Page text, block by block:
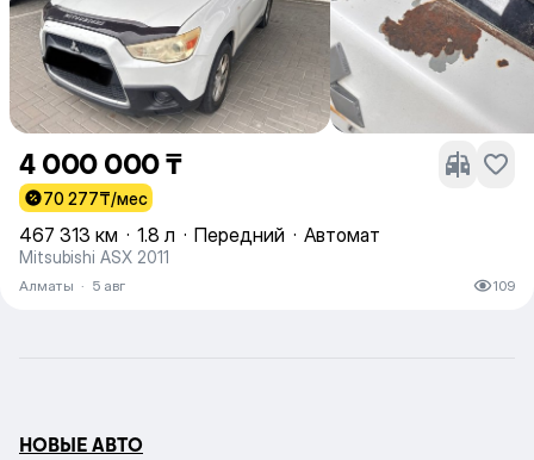
4 000 000 ₸
70 277₸/мес
467 313 км · 1.8 л · Передний · Автомат
Mitsubishi ASX 2011
Алматы · 5 авг 109
НОВЫЕ АВТО